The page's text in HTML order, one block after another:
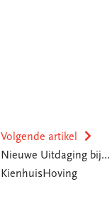
Volgende artikel
Nieuwe Uitdaging
KienhuisHoving